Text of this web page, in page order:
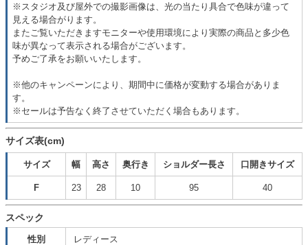
※スタジオ及び屋外での撮影画像は、光の当たり具合で色味が違って
見える場合がります。
またご覧いただきますモニターや使用環境により実際の商品と多少色
味が異なって表示される場合がございます。
予めご了承をお願いいたします。
※他のキャンペーンにより、期間中に価格が変動する場合がありま
す。
※セールは予告なく終了させていただく場合もあります。
サイズ表(cm)
サイズ 幅 高さ 奥行き ショルダー長さ 口開きサイズ
F 23 28 10 95 40
スペック
性別 レディース